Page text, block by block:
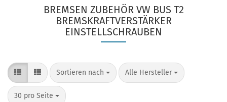
BREMSEN ZUBEHÖR VW BUS T2
BREMSKRAFTVERSTÄRKER
EINSTELLSCHRAUBEN
Sortieren nach
Sortieren nach Alle Hersteller
pro Seite
30 pro Seite
pro Seite